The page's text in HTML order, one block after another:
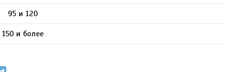
95 и 120
150 и более